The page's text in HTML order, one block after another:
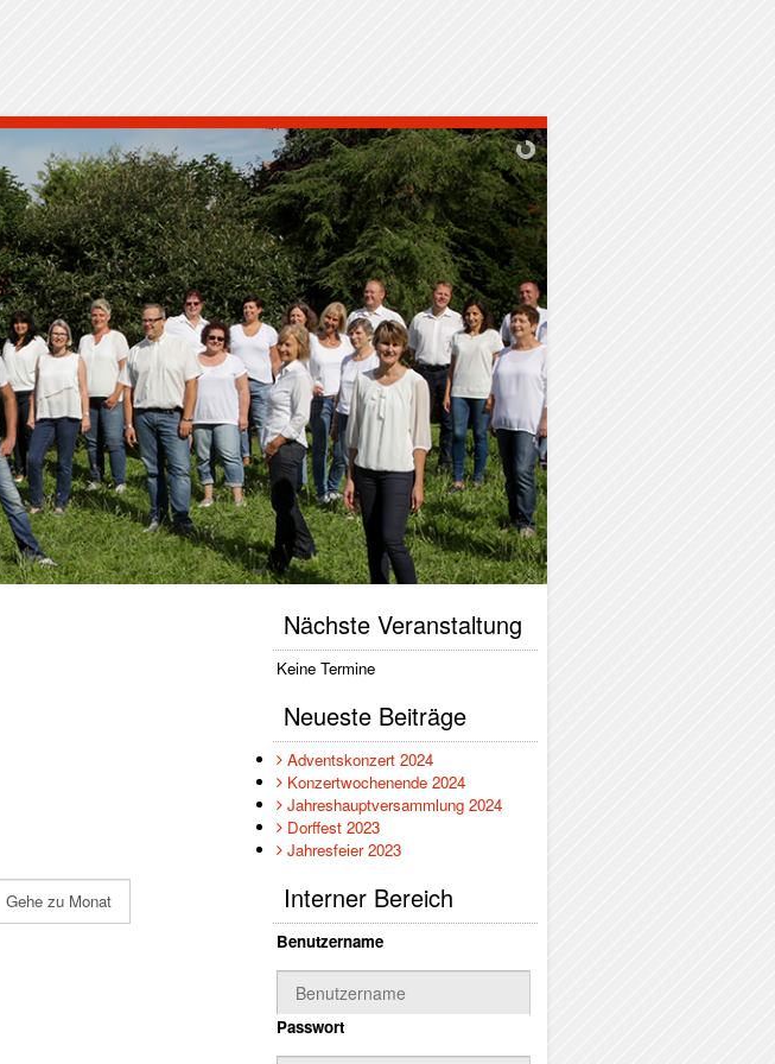
Gehe zu Monat
Nächste Veranstaltung
Keine Termine
Neueste Beiträge
Adventskonzert 2024
Konzertwochenende 2024
Jahreshauptversammlung 2024
Dorffest 2023
Jahresfeier 2023
Interner Bereich
Benutzername
Passwort